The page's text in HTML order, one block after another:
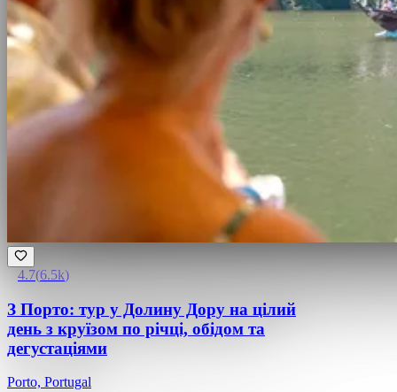
4.7(6.5k)
З Порто: тур у Долину Дору на цілий
день з круїзом по річці, обідом та
дегустаціями
Porto, Portugal